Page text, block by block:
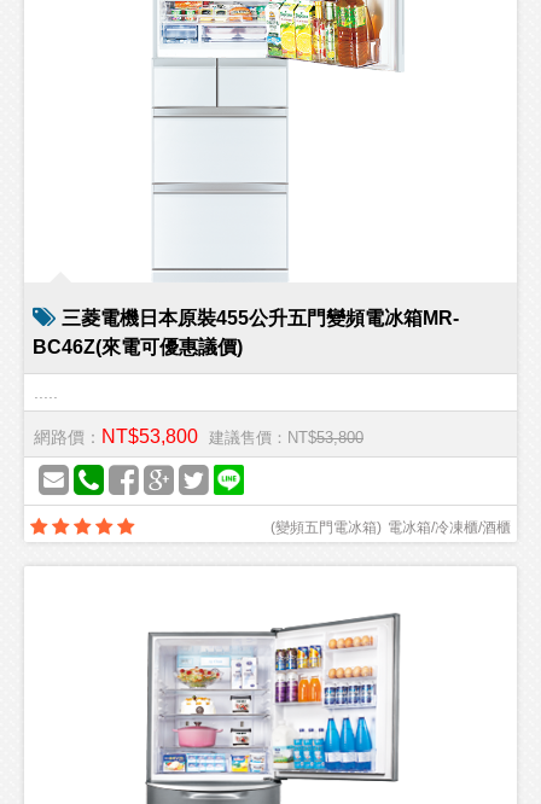
三菱電機日本原裝455公升五門變頻電冰箱MR-
BC46Z(來電可優惠議價)
網路價： NT$53,800 建議售價：NT$53,800
電冰箱/冷凍櫃/酒櫃
(變頻五門電冰箱)